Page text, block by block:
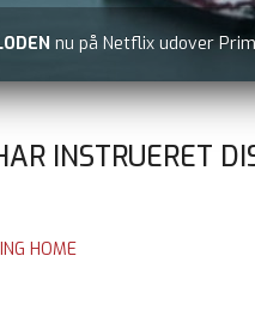
nu på Netflix udover
INSTRUERET
HOME